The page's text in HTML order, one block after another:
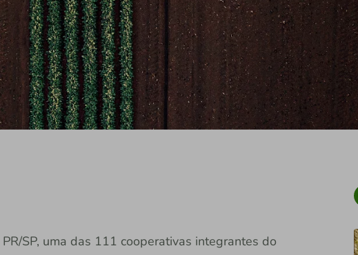
SP, uma das 111 cooperativas integrantes do